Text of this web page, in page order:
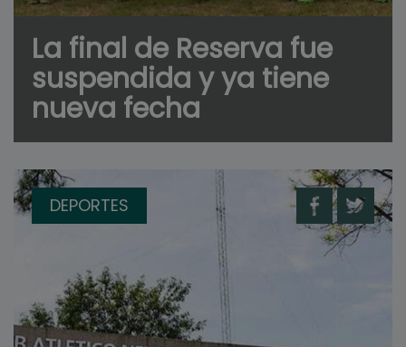
La final de Reserva fue
suspendida y ya tiene
nueva fecha
DEPORTES